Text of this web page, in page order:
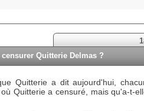
Quitterie Delmas ?
Quitterie a dit aujourd'hui,
Quitterie a censuré, mais qu'a-t-